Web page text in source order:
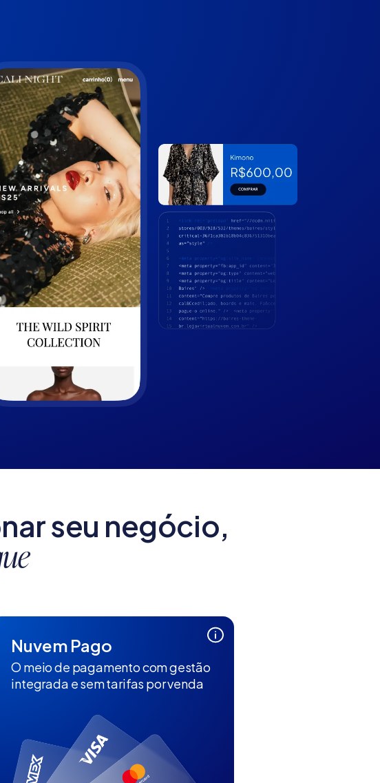
seu negócio,
Nuvem Pago
O meio de pagamento com gestão
integrada e sem tarifas por venda